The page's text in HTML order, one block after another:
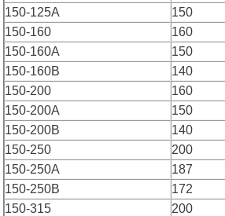
150-125A
150
150-160
160
150-160A
150
150-160B
140
150-200
160
150-200A
150
150-200B
140
150-250
200
150-250A
187
150-250B
172
150-315
200